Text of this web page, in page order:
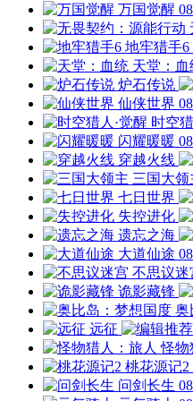
万国觉醒
地牢猎手6
天堂：血
炉石传说
仙侠世界
时空
闪耀暖暖
穿越火线
三国大领
七日世界
失控进化
遗忘之海
大道仙途
不思议迷
诡影藏锋
奥
远征
怪物
桃花源记2
问剑长生